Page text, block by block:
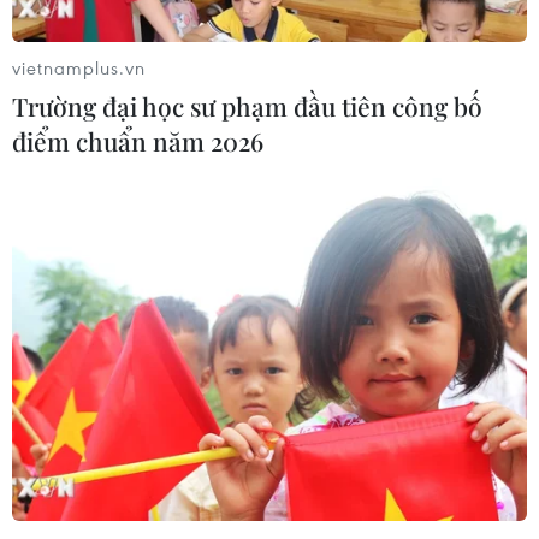
Thứ trưởng Thường trực Bộ Ngoại giao Bùi Thanh Sơn tiếp ông
Hideaki Omura,Thống đốc tỉnh Aichi. (Ảnh: Thành Hữu/TTXVN)
Trước đó, ngày 22/11, Thứ trưởng Bùi Thanh
Sơn đã tiếp ông Hideaki Omura, Thống đốc tỉnh
vietnamplus.vn
Trường đại học sư phạm đầu tiên công bố
điểm chuẩn năm 2026